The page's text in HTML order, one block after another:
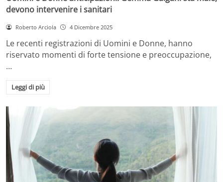
devono intervenire i sanitari
Roberto Arciola 4 Dicembre 2025
Le recenti registrazioni di Uomini e Donne, hanno
riservato momenti di forte tensione e preoccupazione,
…
Leggi di più